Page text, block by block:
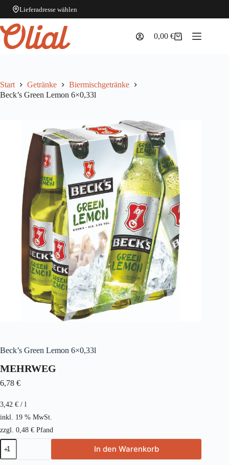
Lieferadresse wählen
Zum
Inhalt
springen
Warenkorb
0,00€
Start Getränke
Biermischgetränke
Beck’s Green Lemon 6×0,33l
Beck’s Green Lemon 6×0,33l
MEHRWEG
6,78 €
3,42 € / l
inkl. 19 % MwSt.
zzgl. 0,48 € Pfand
Beck's
Green
Lemon
In den Warenkorb